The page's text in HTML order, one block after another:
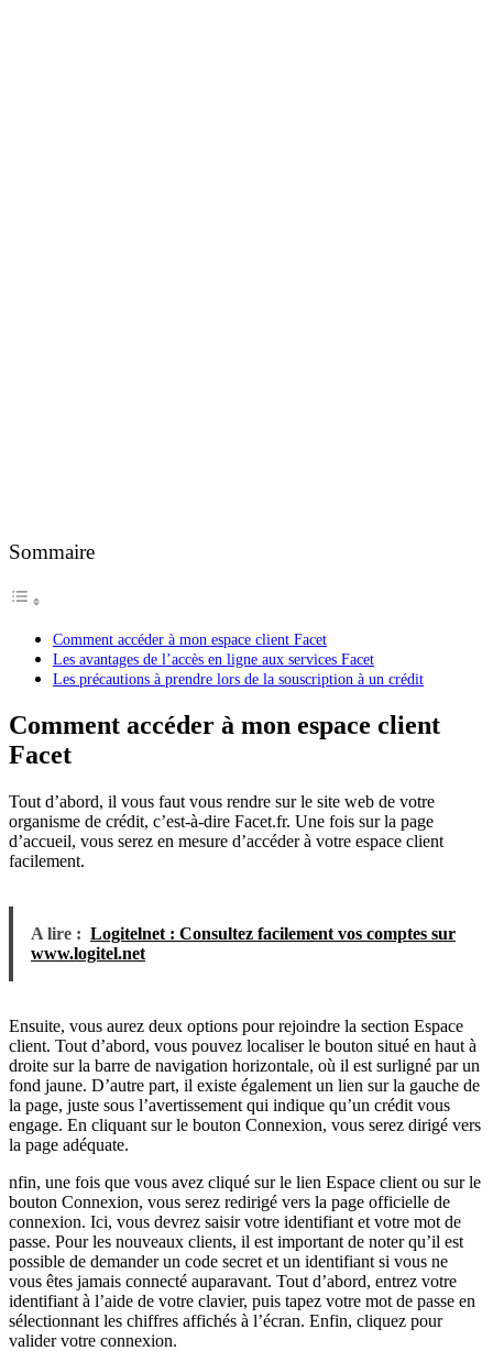
Sommaire
Comment accéder à mon espace client Facet
Les avantages de l’accès en ligne aux services Facet
Les précautions à prendre lors de la souscription à un crédit
Comment accéder à mon espace client
Facet
Tout d’abord, il vous faut vous rendre sur le site web de votre
organisme de crédit, c’est-à-dire Facet.fr. Une fois sur la page
d’accueil, vous serez en mesure d’accéder à votre espace client
facilement.
A lire : Logitelnet : Consultez facilement vos comptes sur
www.logitel.net
Ensuite, vous aurez deux options pour rejoindre la section Espace
client. Tout d’abord, vous pouvez localiser le bouton situé en haut à
droite sur la barre de navigation horizontale, où il est surligné par un
fond jaune. D’autre part, il existe également un lien sur la gauche de
la page, juste sous l’avertissement qui indique qu’un crédit vous
engage. En cliquant sur le bouton Connexion, vous serez dirigé vers
la page adéquate.
nfin, une fois que vous avez cliqué sur le lien Espace client ou sur le
bouton Connexion, vous serez redirigé vers la page officielle de
connexion. Ici, vous devrez saisir votre identifiant et votre mot de
passe. Pour les nouveaux clients, il est important de noter qu’il est
possible de demander un code secret et un identifiant si vous ne
vous êtes jamais connecté auparavant. Tout d’abord, entrez votre
identifiant à l’aide de votre clavier, puis tapez votre mot de passe en
sélectionnant les chiffres affichés à l’écran. Enfin, cliquez pour
valider votre connexion.